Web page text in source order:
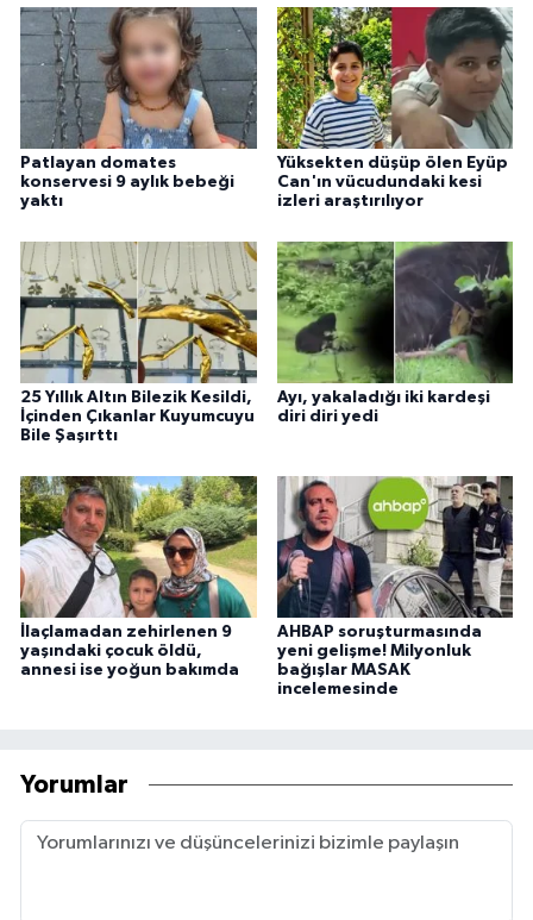
Patlayan domates
konservesi 9 aylık bebeği
yaktı
Yüksekten düşüp ölen Eyüp
Can'ın vücudundaki kesi
izleri araştırılıyor
25 Yıllık Altın Bilezik Kesildi,
İçinden Çıkanlar Kuyumcuyu
Bile Şaşırttı
Ayı, yakaladığı iki kardeşi
diri diri yedi
İlaçlamadan zehirlenen 9
yaşındaki çocuk öldü,
annesi ise yoğun bakımda
AHBAP soruşturmasında
yeni gelişme! Milyonluk
bağışlar MASAK
incelemesinde
Yorumlar